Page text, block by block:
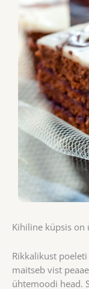
Kihiline küpsis on
Rikkalikust
maitseb vist
ühtemoodi head.